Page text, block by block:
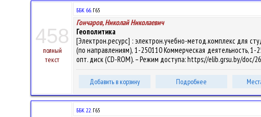
458
полный
текст
ББК 66.Г65
Гончаров, Николай Николаевич
Геополитика
[Электрон.ресурс] : электрон.учебно-метод.комплекс для
(по направлениям), 1-250110 Коммерческая деятельность, 1-
опт. диск (CD-ROM). – Режим доступа: https://elib.grsu.by/doc/
Добавить в корзину Подробнее
ББК 22.Г65